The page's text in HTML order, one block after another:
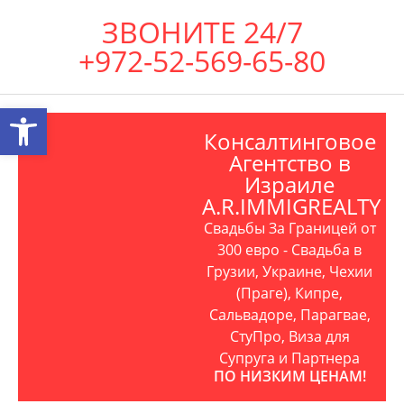
ЗВОНИТЕ 24/7
+972-52-569-65-80
Консалтинговое
Агентство в
Израиле
A.R.IMMIGREALTY
Свадьбы За Границей от
300 евро - Свадьба в
Грузии, Украине, Чехии
(Праге), Кипре,
Сальвадоре, Парагвае,
СтуПро, Виза для
Супруга и Партнера
ПО НИЗКИМ ЦЕНАМ!
Открыть панель инструментов